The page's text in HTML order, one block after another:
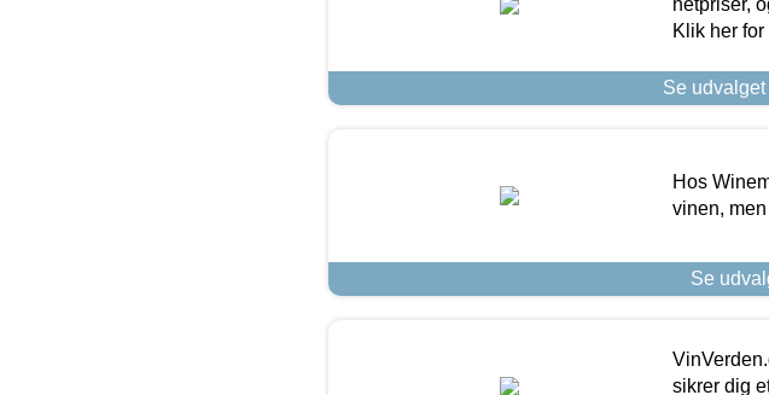
Klik her
Se
Hos
vinen,
Se
sikrer dig